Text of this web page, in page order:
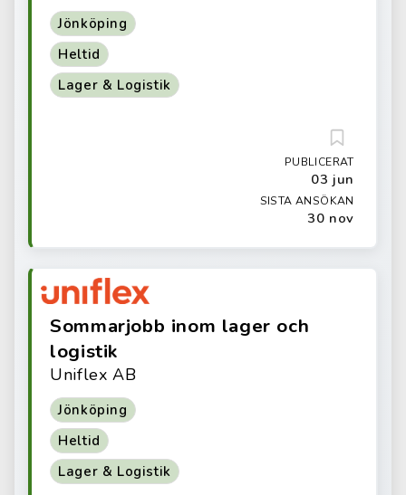
Jönköping
Heltid
Lager & Logistik
PUBLICERAT
03 jun
SISTA ANSÖKAN
30 nov
Sommarjobb inom lager och
logistik
Uniflex AB
Jönköping
Heltid
Lager & Logistik